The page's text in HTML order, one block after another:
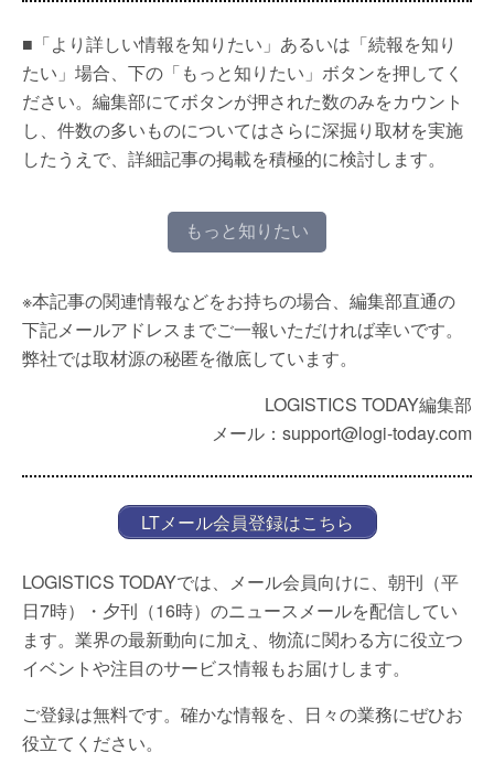
■「より詳しい情報を知りたい」あるいは「続報を知り
たい」場合、下の「もっと知りたい」ボタンを押してく
ださい。編集部にてボタンが押された数のみをカウント
し、件数の多いものについてはさらに深掘り取材を実施
したうえで、詳細記事の掲載を積極的に検討します。
もっと知りたい
※本記事の関連情報などをお持ちの場合、編集部直通の
下記メールアドレスまでご一報いただければ幸いです。
弊社では取材源の秘匿を徹底しています。
LOGISTICS TODAY編集部
メール：support@logi-today.com
LTメール会員登録はこちら
LOGISTICS TODAYでは、メール会員向けに、朝刊（平
日7時）・夕刊（16時）のニュースメールを配信してい
ます。業界の最新動向に加え、物流に関わる方に役立つ
イベントや注目のサービス情報もお届けします。
ご登録は無料です。確かな情報を、日々の業務にぜひお
役立てください。